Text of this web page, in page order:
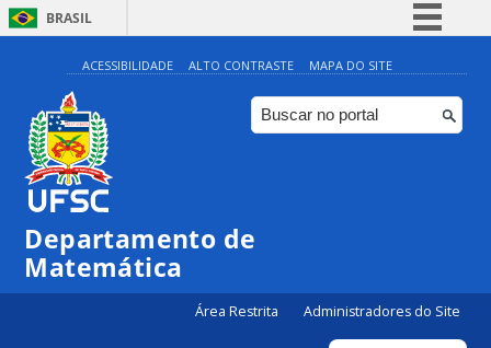
BRASIL
Simplifique!
Comunica BR
Participe
ACESSIBILIDADE ALTO CONTRASTE MAPA DO SITE
Departamento de
Matemática
Área Restrita Administradores do Site